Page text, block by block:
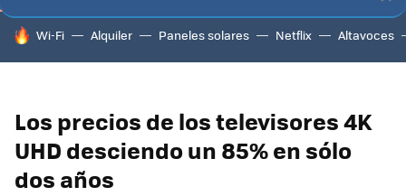
HOY SE HABLA DE
Wi-Fi Alquiler Paneles solares Netflix Altavoces
Los precios de los televisores 4K
UHD desciendo un 85% en sólo
dos años